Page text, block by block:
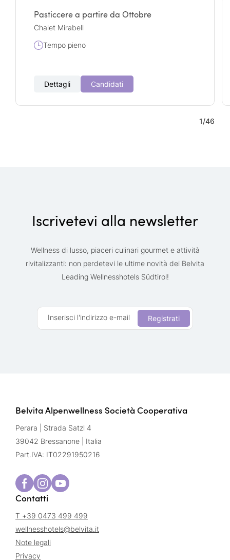
Pasticcere a partire da Ottobre
Chalet Mirabell
Tempo pieno
Dettagli Candidati
1/46
Iscrivetevi alla newsletter
Wellness di lusso, piaceri culinari gourmet e attività
rivitalizzanti: non perdetevi le ultime novità dei Belvita
Leading Wellnesshotels Südtirol!
Inserisci l'indirizzo e-mail Registrati
Belvita Alpenwellness Società Cooperativa
Perara | Strada Satzl 4
39042 Bressanone | Italia
Part.IVA: IT02291950216
Contatti
T +39 0473 499 499
wellnesshotels@belvita.it
Note legali
Privacy